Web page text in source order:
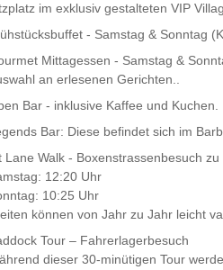
im exklusiv gestalteten VIP
- Samstag & Sonntag
Mittagessen - Samstag &
an erlesenen Gerichten..
Bar - inklusive Kaffee und Kuchen.
Bar: Diese befindet sich im
Lane Walk - Boxenstrassenbesuch
12:20 Uhr
10:25 Uhr
können von Jahr zu Jahr leicht
Tour – Fahrerlagerbesuch
dieser 30-minütigen Tour